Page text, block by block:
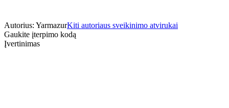
Autorius: YarmazurKiti autoriaus sveikinimo atvirukai
Gaukite įterpimo kodą
Įvertinimas